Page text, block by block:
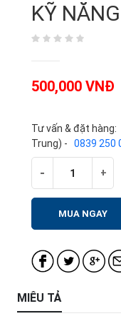
KỸ NĂNG
500,000 VNĐ
Tư vấn & đặt hàng:
Trung) - 0839 250
- +
MUA NGAY
MIÊU TẢ